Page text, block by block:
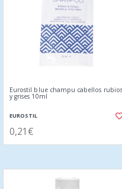
Eurostil blue champu cabellos rubios
y grises 10ml
EUROSTIL
0,21€